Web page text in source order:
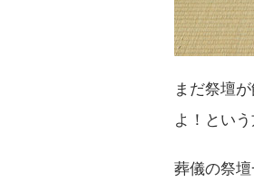
まだ祭壇
よ！とい
葬儀の祭